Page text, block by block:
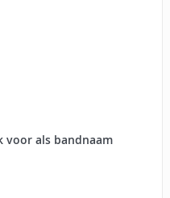
voor als bandnaam